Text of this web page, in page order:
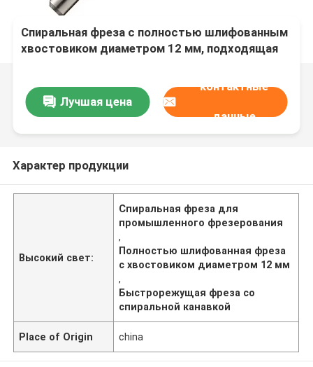
Спиральная фреза с полностью шлифованным
хвостовиком диаметром 12 мм, подходящая
Лучшая цена
контактные
данные
Характер продукции
Высокий свет:
Спиральная фреза для
промышленного фрезерования
,
Полностью шлифованная фреза
с хвостовиком диаметром 12 мм
,
Быстрорежущая фреза со
спиральной канавкой
Place of Origin china